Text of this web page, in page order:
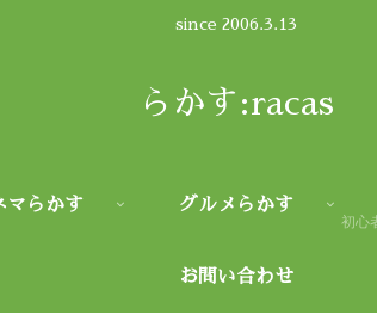
since 2006.3.13
らかす:racas
マらかす グルメらかす
お問い合わせ